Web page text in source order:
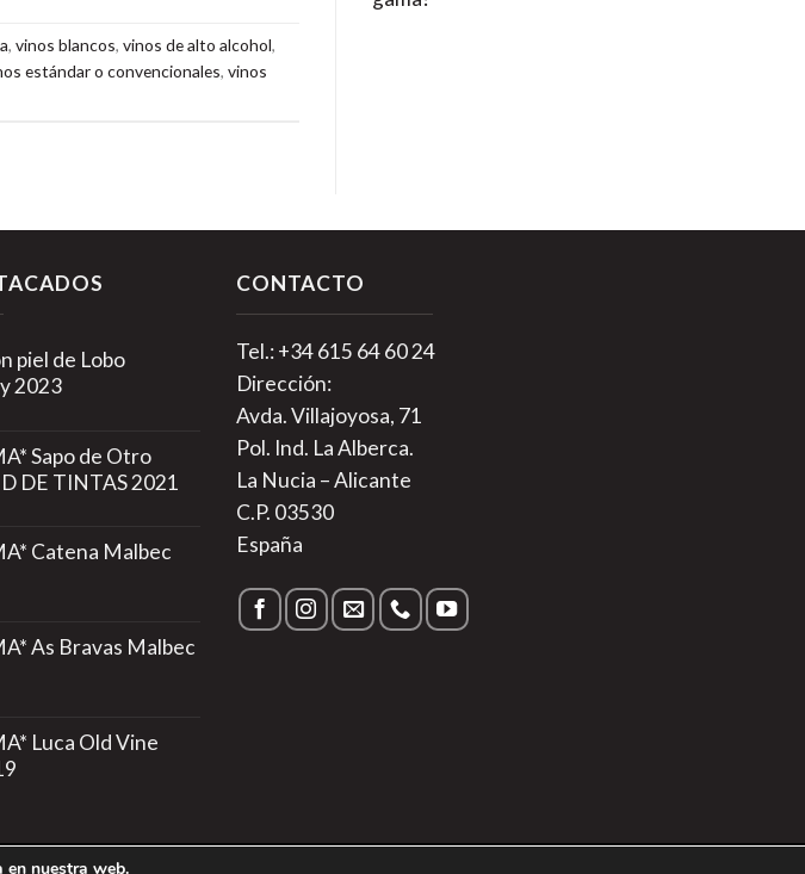
, vinos blancos, vinos de alto alcohol,
estándar o convencionales, vinos
piel de Lobo
2023
Sapo de Otro
DE TINTAS 2021
Catena Malbec
As Bravas Malbec
Luca Old Vine
CONTACTO
Tel.: +34 615 64 60 24
Dirección:
Avda. Villajoyosa, 71
Pol. Ind. La Alberca.
La Nucia – Alicante
C.P. 03530
España
en nuestra web.